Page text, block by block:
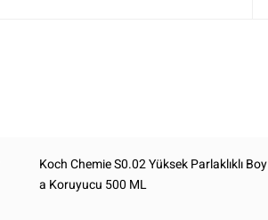
Koch Chemie S0.02 Yüksek Parlaklıklı Boy
a Koruyucu 500 ML